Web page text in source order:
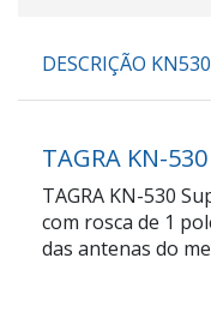
DESCRIÇÃO KN530
TAGRA KN-530
TAGRA KN-530
com rosca de 1
das antenas do